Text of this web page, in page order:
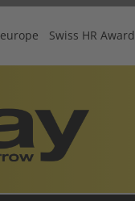
europe Swiss HR Award